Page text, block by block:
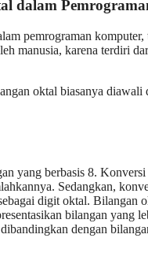
dalam
pemrograman
manusia, karena terdiri
oktal biasanya
yang berbasis 8.
Sedangkan,
digit oktal.
bilangan yang
dengan